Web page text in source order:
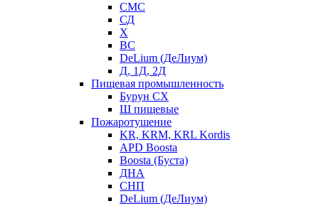
СМС
СД
Х
ВС
DeLium (ДеЛиум)
Д, 1Д, 2Д
Пищевая промышленность
Бурун СХ
Ш пищевые
Пожаротушение
KR, KRM, KRL Kordis
APD Boosta
Boosta (Буста)
ДНА
СНП
DeLium (ДеЛиум)